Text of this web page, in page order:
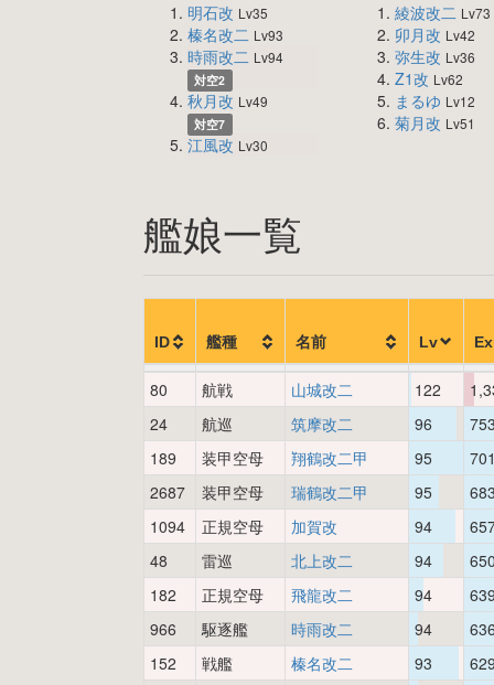
明石改 Lv35
榛名改二 Lv93
時雨改二 Lv94
対空2
秋月改 Lv49
対空7
江風改 Lv30
綾波改二 Lv73
卯月改 Lv42
弥生改 Lv36
Z1改 Lv62
まるゆ Lv12
菊月改 Lv51
艦娘一覧
ID 艦種 名前 Lv
80 航戦 山城改二 122
24
航巡 筑摩改二 96
189
装甲空母 翔鶴改二甲 95
2687
装甲空母 瑞鶴改二甲 95
1094
正規空母 加賀改 94
48
雷巡 北上改二 94
182
正規空母 飛龍改二 94
966
駆逐艦 時雨改二 94
152
戦艦 榛名改二 93